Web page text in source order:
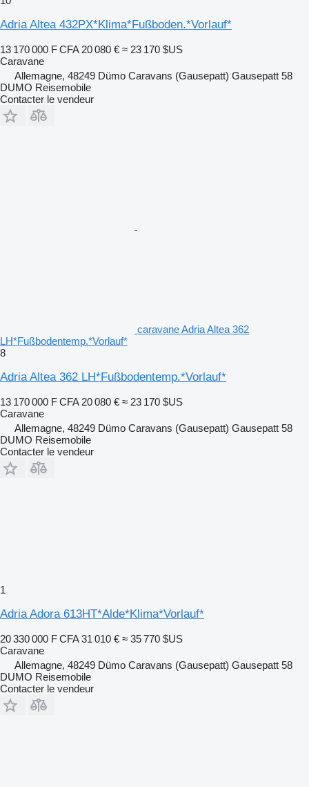
Adria Altea 432PX*Klima*Fußboden.*Vorlauf*
13 170 000 F CFA 20 080 € ≈ 23 170 $US
Caravane
Allemagne, 48249 Dümo Caravans (Gausepatt) Gausepatt 58
DUMO Reisemobile
Contacter le vendeur
caravane Adria Altea 362
LH*Fußbodentemp.*Vorlauf*
8
Adria Altea 362 LH*Fußbodentemp.*Vorlauf*
13 170 000 F CFA 20 080 € ≈ 23 170 $US
Caravane
Allemagne, 48249 Dümo Caravans (Gausepatt) Gausepatt 58
DUMO Reisemobile
Contacter le vendeur
1
Adria Adora 613HT*Alde*Klima*Vorlauf*
20 330 000 F CFA 31 010 € ≈ 35 770 $US
Caravane
Allemagne, 48249 Dümo Caravans (Gausepatt) Gausepatt 58
DUMO Reisemobile
Contacter le vendeur